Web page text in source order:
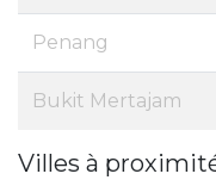
Penang
Bukit Mertajam
Villes à